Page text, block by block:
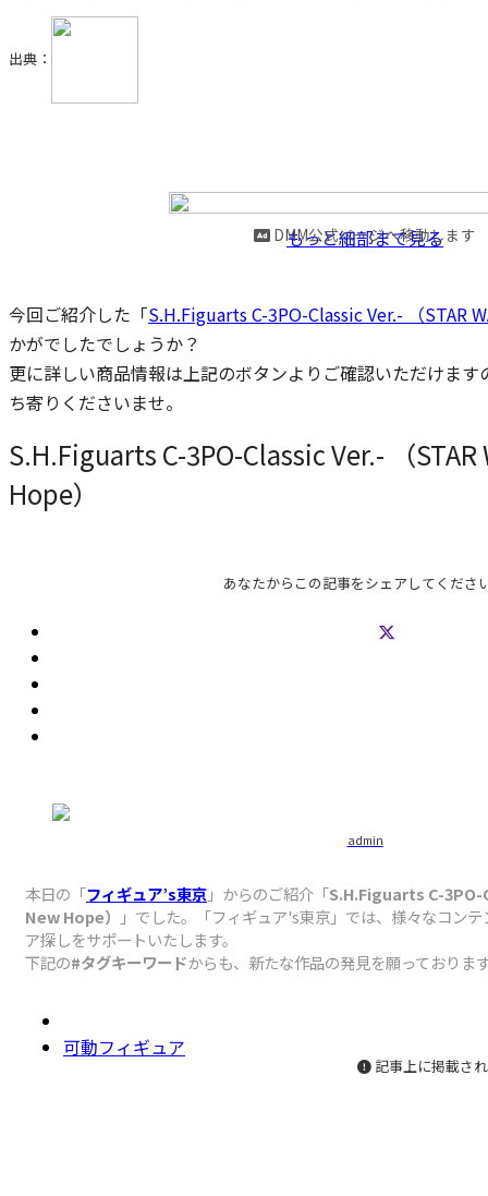
出典：
もっと細部まで見る
DMM公式ページへ移動します
今回ご紹介した「S.H.Figuarts C-3PO-Classic Ver.- （STAR
かがでしたでしょうか？
更に詳しい商品情報は上記のボタンよりご確認いただけま
ち寄りくださいませ。
S.H.Figuarts C-3PO-Classic Ver.- （STAR
Hope）
あなたからこの記事をシェアしてくださ
admin
本日の「フィギュア’s東京」からのご紹介「S.H.Figuarts C-3PO-
New Hope）
」でした。「フィギュア's東京」では、様々なコン
ア探しをサポートいたします。
下記の#タグキーワードからも、新たな作品の発見を願っておりま
可動フィギュア
記事上に掲載さ